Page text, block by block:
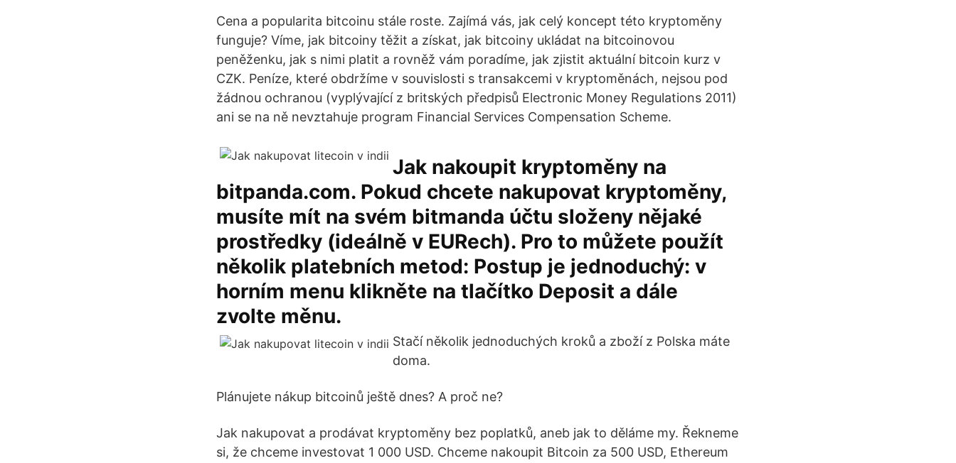
Cena a popularita bitcoinu stále roste. Zajímá vás, jak celý koncept této kryptoměny
funguje? Víme, jak bitcoiny těžit a získat, jak bitcoiny ukládat na bitcoinovou
peněženku, jak s nimi platit a rovněž vám poradíme, jak zjistit aktuální bitcoin kurz v
CZK. Peníze, které obdržíme v souvislosti s transakcemi v kryptoměnách, nejsou pod
žádnou ochranou (vyplývající z britských předpisů Electronic Money Regulations 2011)
ani se na ně nevztahuje program Financial Services Compensation Scheme.
Jak nakoupit kryptoměny na
bitpanda.com. Pokud chcete nakupovat kryptoměny,
musíte mít na svém bitmanda účtu složeny nějaké
prostředky (ideálně v EURech). Pro to můžete použít
několik platebních metod: Postup je jednoduchý: v
horním menu klikněte na tlačítko Deposit a dále
zvolte měnu.
Stačí několik jednoduchých kroků a zboží z Polska máte
doma.
Plánujete nákup bitcoinů ještě dnes? A proč ne?
Jak nakupovat a prodávat kryptoměny bez poplatků, aneb jak to děláme my. Řekneme
si, že chceme investovat 1 000 USD. Chceme nakoupit Bitcoin za 500 USD, Ethereum